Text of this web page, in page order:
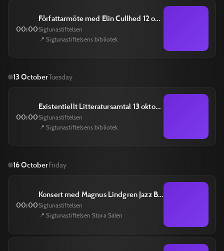
00:00
Författarmöte med Elin Cullhed 12 oktober
Sigtunastiftelsen
📍 Sigtunastiftelsens bibliotek
13 OctoberTuesday
00:00
Existentiellt Litteratursamtal 13 oktober
Sigtunastiftelsen
📍 Sigtunastiftelsens bibliotek
16 OctoberFriday
00:00
Konsert med Magnus Lindgren Jazz By Four 16 oktober
Sigtunastiftelsen
📍 Sigtunastiftelsen Stora Salen